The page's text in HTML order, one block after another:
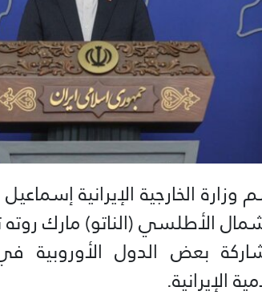
الخارجية الإيرانية
الأطلسي (الناتو) مارك
بعض الدول الأوروبية
الإيرانية.